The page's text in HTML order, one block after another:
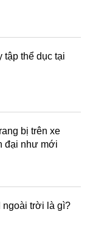
tập thể dục tại
bị trên xe
đại như mới
ngoài trời là gì?